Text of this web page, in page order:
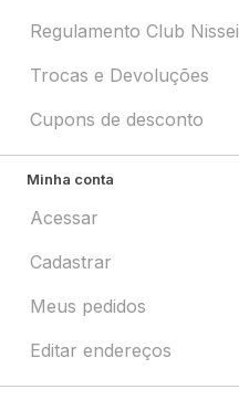
Regulamento Club Nissei
Trocas e Devoluções
Cupons de desconto
Minha conta
Acessar
Cadastrar
Meus pedidos
Editar endereços